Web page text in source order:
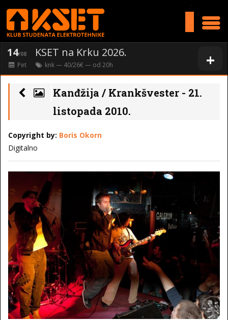
+
14/08 KSET na Krku 2026.
Pet knk— 40/26€ — od 20h
Kanđžija / Krankšvester - 21.
listopada 2010.
Copyright by: Boris Okorn
Digitalno